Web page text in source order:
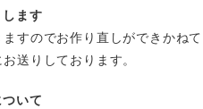
ます
すのでお作り直しができかね
送りしております。
いて